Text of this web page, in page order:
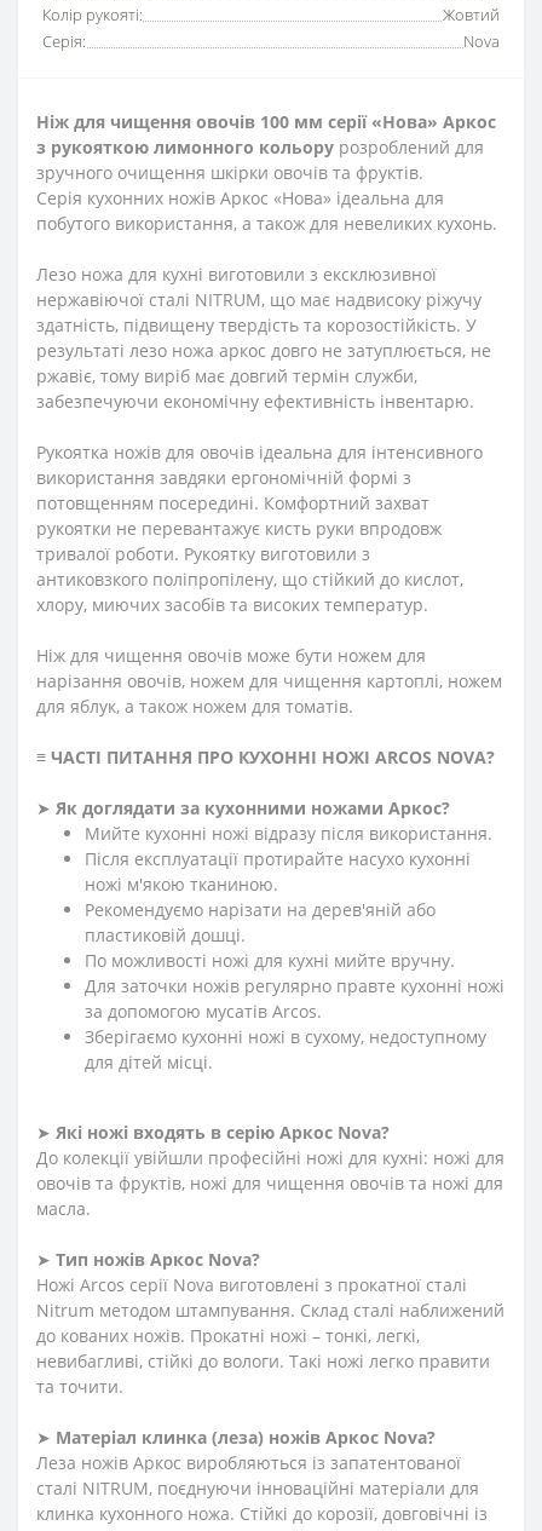
Колір рукояті:
Жовтий
Серія:
Nova
Ніж для чищення овочів 100 мм серії «Нова» Аркос
з рукояткою лимонного кольору розроблений для
зручного очищення шкірки овочів та фруктів.
Серія кухонних ножів Аркос «Нова» ідеальна для
побутого використання, а також для невеликих кухонь.
Лезо ножа для кухні виготовили з ексклюзивної
нержавіючої сталі NITRUM, що має надвисоку ріжучу
здатність, підвищену твердість та корозостійкість. У
результаті лезо ножа аркос довго не затуплюється, не
ржавіє, тому виріб має довгий термін служби,
забезпечуючи економічну ефективність інвентарю.
Рукоятка ножів для овочів ідеальна для інтенсивного
використання завдяки ергономічній формі з
потовщенням посередині. Комфортний захват
рукоятки не перевантажує кисть руки впродовж
тривалої роботи. Рукоятку виготовили з
антиковзкого поліпропілену, що стійкий до кислот,
хлору, миючих засобів та високих температур.
Ніж для чищення овочів може бути ножем для
нарізання овочів, ножем для чищення картоплі, ножем
для яблук, а також ножем для томатів.
≡ ЧАСТІ ПИТАННЯ ПРО КУХОННІ НОЖІ ARCOS NOVA?
➤ Як доглядати за кухонними ножами Аркос?
Мийте кухонні ножі відразу після використання.
Після експлуатації протирайте насухо кухонні
ножі м'якою тканиною.
Рекомендуємо нарізати на дерев'яній або
пластиковій дошці.
По можливості ножі для кухні мийте вручну.
Для заточки ножів регулярно правте кухонні ножі
за допомогою мусатів Arcos.
Зберігаємо кухонні ножі в сухому, недоступному
для дітей місці.
➤ Які ножі входять в серію Аркос Nova?
До колекції увійшли професійні ножі для кухні: ножі для
овочів та фруктів, ножі для чищення овочів та ножі для
масла.
➤ Тип ножів Аркос Nova?
Ножі Arcos серії Nova виготовлені з прокатної сталі
Nitrum методом штампування. Склад сталі наближений
до кованих ножів. Прокатні ножі – тонкі, легкі,
невибагливі, стійкі до вологи. Такі ножі легко правити
та точити.
➤ Матеріал клинка (леза) ножів Аркос Nova?
Леза ножів Аркос виробляються із запатентованої
сталі NITRUM, поєднуючи інноваційні матеріали для
клинка кухонного ножа. Стійкі до корозії, довговічні із